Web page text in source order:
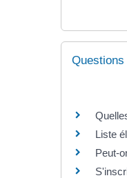
Liste
Peut-